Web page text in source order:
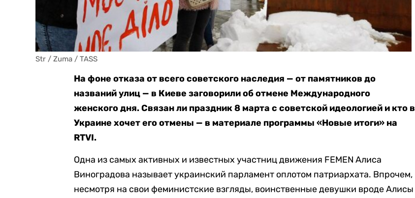
Str / Zuma / TASS
На фоне отказа от всего советского наследия — от памятников до
названий улиц — в Киеве заговорили об отмене Международного
женского дня. Связан ли праздник 8 марта с советской идеологией и кто в
Украине хочет его отмены — в материале программы «Новые итоги» на
RTVI.
Одна из самых активных и известных участниц движения FEMEN Алиса
Виноградова называет украинский парламент оплотом патриархата. Впрочем,
несмотря на свои феминистские взгляды, воинственные девушки вроде Алисы